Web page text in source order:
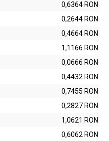
0,6364 RON
0,2644 RON
0,4664 RON
1,1166 RON
0,0666 RON
0,4432 RON
0,7455 RON
0,2827 RON
1,0621 RON
0,6062 RON